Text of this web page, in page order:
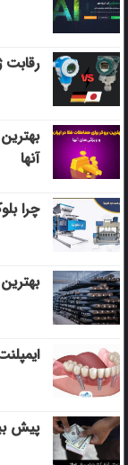
رقابت
آنها
چرا
پیش